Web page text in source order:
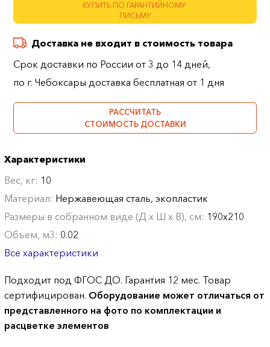
КУПИТЬ ПО ГАРАНТИЙНОМУ
ПИСЬМУ
Доставка не входит в стоимость товара
Срок доставки по России от 3 до 14 дней,
по г. Чебоксары доставка бесплатная от 1 дня
РАССЧИТАТЬ
СТОИМОСТЬ ДОСТАВКИ
Характеристики
Вес, кг: 10
Материал: Нержавеющая сталь, экопластик
Размеры в собранном виде (Д х Ш х В), см: 190х210
Объем, м3: 0.02
Все характеристики
Подходит под ФГОС ДО. Гарантия 12 мес. Товар
сертифицирован. Оборудование может отличаться от
представленного на фото по комплектации и
расцветке элементов